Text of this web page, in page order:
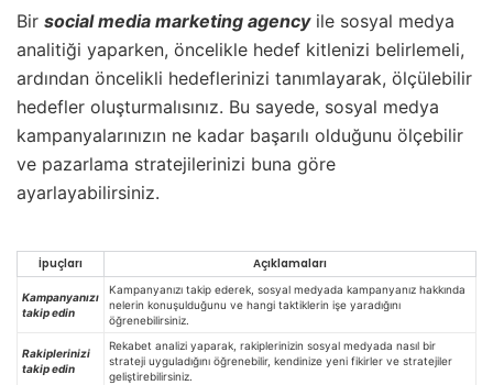
Bir social media marketing agencyile sosyal medya
analitiği yaparken, öncelikle hedef kitlenizi belirlemeli,
ardından öncelikli hedeflerinizi tanımlayarak, ölçülebilir
hedefler oluşturmalısınız. Bu sayede, sosyal medya
kampanyalarınızın ne kadar başarılı olduğunu ölçebilir
ve pazarlama stratejilerinizi buna göre
ayarlayabilirsiniz.
İpuçları Açıklamaları
Kampanyanızı
takip edin
Kampanyanızı takip ederek, sosyal medyada kampanyanız hakkında
nelerin konuşulduğunu ve hangi taktiklerin işe yaradığını
öğrenebilirsiniz.
Rakiplerinizi
takip edin
Rekabet analizi yaparak, rakiplerinizin sosyal medyada nasıl bir
strateji uyguladığını öğrenebilir, kendinize yeni fikirler ve stratejiler
geliştirebilirsiniz.